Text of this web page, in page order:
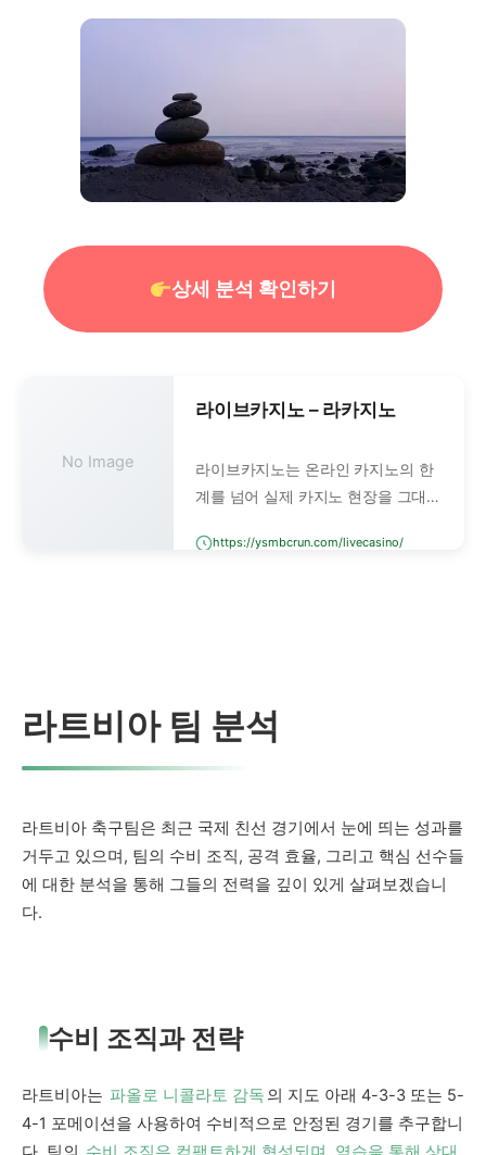
상세 분석 확인하기
No Image
라이브카지노 – 라카지노
라이브카지노는 온라인 카지노의 한
계를 넘어 실제 카지노 현장을 그대로
지털 그래픽 게임이 아니라, 실제 딜
https://ysmbcrun.com/livecasino/
라트비아 팀 분석
라트비아 축구팀은 최근 국제 친선 경기에서 눈에 띄는 성과를
거두고 있으며, 팀의 수비 조직, 공격 효율, 그리고 핵심 선수들
에 대한 분석을 통해 그들의 전력을 깊이 있게 살펴보겠습니
다.
수비 조직과 전략
라트비아는 파올로 니콜라토 감독 의 지도 아래 4-3-3 또는 5-
4-1 포메이션을 사용하여 수비적으로 안정된 경기를 추구합니